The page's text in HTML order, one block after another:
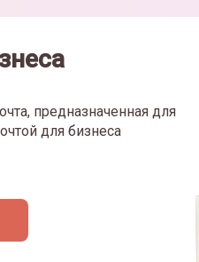
предназначенная для
для бизнеса